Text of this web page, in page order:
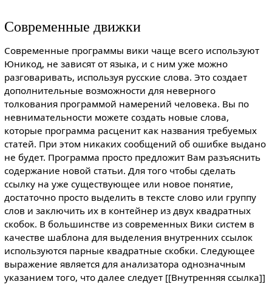
Современные движки
Современные программы вики чаще всего используют
Юникод, не зависят от языка, и с ним уже можно
разговаривать, используя русские слова. Это создает
дополнительные возможности для неверного
толкования программой намерений человека. Вы по
невнимательности можете создать новые слова,
которые программа расценит как названия требуемых
статей. При этом никаких сообщений об ошибке выдано
не будет. Программа просто предложит Вам разъяснить
содержание новой статьи. Для того чтобы сделать
ссылку на уже существующее или новое понятие,
достаточно просто выделить в тексте слово или группу
слов и заключить их в контейнер из двух квадратных
скобок. В большинстве из современных Вики систем в
качестве шаблона для выделения внутренних ссылок
используются парные квадратные скобки. Следующее
выражение является для анализатора однозначным
указанием того, что далее следует [[Внутренняя ссылка]]